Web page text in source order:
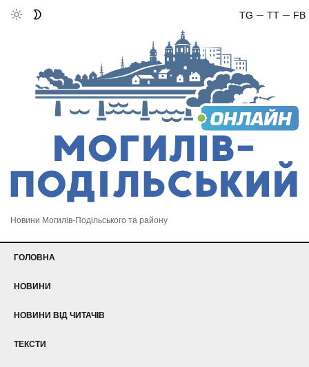
FB
TT
TG
Новини Могилів-Подільського та району
ГОЛОВНА
НОВИНИ
НОВИНИ ВІД ЧИТАЧІВ
ТЕКСТИ